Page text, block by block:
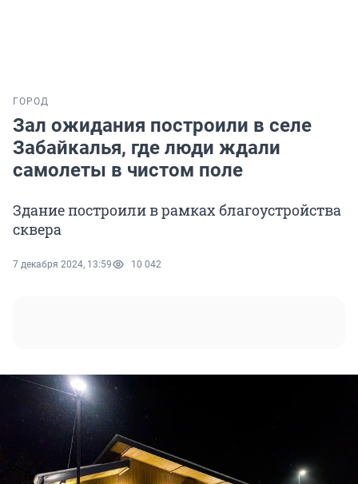
ГОРОД
Зал ожидания построили в селе
Забайкалья, где люди ждали
самолеты в чистом поле
Здание построили в рамках благоустройства
сквера
7 декабря 2024, 13:59 10 042